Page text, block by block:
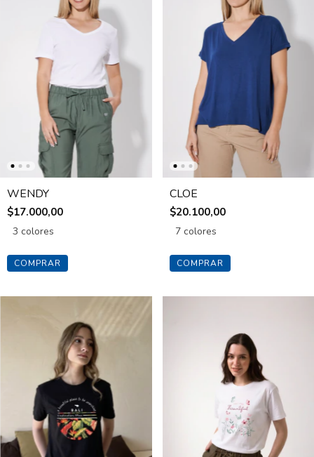
WENDY
$17.000,00
3 colores
COMPRAR
CLOE
$20.100,00
7 colores
COMPRAR